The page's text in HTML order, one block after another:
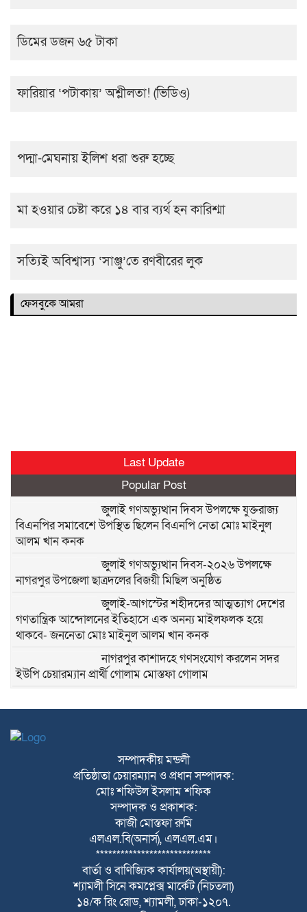
ডিমের ডজন ৬৫ টাকা
ফারিয়ার ‘পটাকায়’ অশ্লীলতা! (ভিডিও)
পদ্মা-মেঘনায় ইলিশ ধরা শুরু হচ্ছে
মা হওয়ার চেষ্টা করে ১৪ বার ব্যর্থ হন কারিশ্মা
সত্যিই অবিশ্বাস্য ‘সাঞ্জু’তে রণবীরের লুক
ফেসবুকে আমরা
Last Update
Popular Post
জুলাই গণঅভ্যুত্থান দিবস উপলক্ষে যুক্তরাজ্য
বিএনপির সমাবেশে উপস্থিত ছিলেন বিএনপি নেতা মোঃ মাইনুল
আলম খান কনক
জুলাই গণঅভ্যুত্থান দিবস-২০২৬ উপলক্ষে
নাগরপুর উপজেলা ছাত্রদলের বিজয়ী মিছিল অনুষ্ঠিত
জুলাই-আগস্টের শহীদদের আত্মত্যাগ দেশের
গণতান্ত্রিক আন্দোলনের ইতিহাসে এক অনন্য মাইলফলক হয়ে
থাকবে- জননেতা মোঃ মাইনুল আলম খান কনক
নাগরপুর কাশাদহে গণসংযোগ করলেন সদর
ইউপি চেয়ারম্যান প্রার্থী গোলাম মোস্তফা গোলাম
ইউপি চেয়ারম্যান প্রার্থী গোলাম মোস্তফা গোলাম
নাগরপুরে স্বল্পমূল্যে খাদ্য শস্য বিতরণ কেন্দ্র
হতে খাদ্য বান্ধব কর্মসূচির শুভ উদ্বোধন করলেন
সংসদ সদস্য মোঃ রবিউল আওয়াল লাভলু
নাগরপুরে উন্নত শিক্ষার পরিবেশ গড়তে চার
শিক্ষা প্রতিষ্ঠানে নতুন ভবনের শুভ উদ্বোধন
করলেন সংসদ সদস্য মোঃ রবিউল আওয়াল
লাভলু
নাগরপুরে সদ্য যোগদানকৃত উপজেলা নির্বাহী
অফিসার এর পরিচিতি ও মতবিনিময় অনুষ্ঠিত
সম্পাদকীয় মন্ডলী
প্রতিষ্ঠাতা চেয়ারম্যান ও প্রধান সম্পাদক:
মোঃ শফিউল ইসলাম শফিক
সম্পাদক ও প্রকাশক:
কাজী মোস্তফা রুমি
এলএল.বি(অনার্স), এলএল.এম।
****************************
বার্তা ও বাণিজ্যিক কার্যালয়(অস্থায়ী):
শ্যামলী সিনে কমপ্লেক্স মার্কেট (নিচতলা)
১৪/ক রিং রোড, শ্যামলী, ঢাকা-১২০৭.